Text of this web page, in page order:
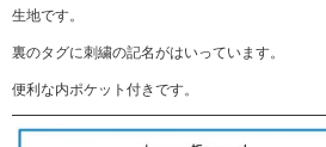
生地です。
裏のタグに刺繍の記名がはいっています。
便利な内ポケット付きです。